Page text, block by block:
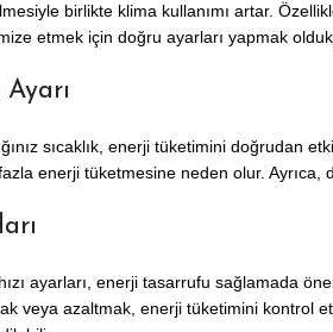
birlikte klima kullanımı artar.
etmek için doğru ayarları yapmak
Ayarı
sıcaklık, enerji tüketimini doğrudan
enerji tüketmesine neden olur. Ayrıca,
ayarları, enerji tasarrufu sağlamada
veya azaltmak, enerji tüketimini kontrol